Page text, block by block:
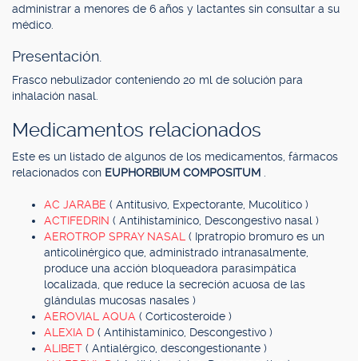
administrar a menores de 6 años y lactantes sin consultar a su
médico.
Presentación.
Frasco nebulizador conteniendo 20 ml de solución para
inhalación nasal.
Medicamentos relacionados
Este es un listado de algunos de los medicamentos, fármacos
relacionados con EUPHORBIUM COMPOSITUM
AC JARABE ( Antitusivo, Expectorante, Mucolítico )
ACTIFEDRIN ( Antihistamínico, Descongestivo nasal )
AEROTROP SPRAY NASAL ( Ipratropio bromuro es un
anticolinérgico que, administrado intranasalmente,
produce una acción bloqueadora parasimpática
localizada, que reduce la secreción acuosa de las
glándulas mucosas nasales )
AEROVIAL AQUA ( Corticosteroide )
ALEXIA D ( Antihistamínico, Descongestivo )
ALIBET ( Antialérgico, descongestionante )